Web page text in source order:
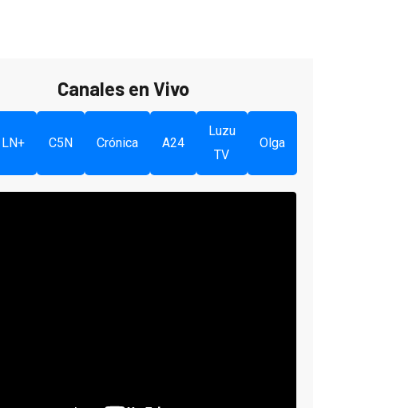
Canales en Vivo
LN+ C5N Crónica A24
Luzu
TV
Olga